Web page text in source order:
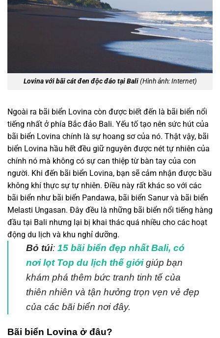
Lovina với bãi cát đen độc đáo tại Bali(Hình ảnh: Internet)
Ngoài ra bãi biển Lovina còn được biết đến là bãi biển nổi
tiếng nhất ở phía Bắc đảo Bali. Yếu tố tạo nên sức hút của
bãi biển Lovina chính là sự hoang sơ của nó. Thật vậy, bãi
biển Lovina hầu hết đều giữ nguyên được nét tự nhiên của
chính nó mà không có sự can thiệp từ bàn tay của con
người. Khi đến bãi biển Lovina, bạn sẽ cảm nhận được bầu
không khí thực sự tự nhiên. Điều này rất khác so với các
bãi biển như bãi biển Pandawa, bãi biển Sanur và bãi biển
Melasti Ungasan. Đây đều là những bãi biển nổi tiếng hàng
đầu tại Bali nhưng lại bị khai thác quá nhiều cho các hoạt
động du lịch và khu nghỉ dưỡng.
Bỏ túi: 15 bãi biển đẹp nhất Bali, có
nơi lọt Top du lịch thế giới giúp bạn
khám phá thêm bức tranh tinh tế của
thiên nhiên và tận hưởng trọn vẹn vẻ đẹp
của các bãi biển nơi đây.
Bãi biển Lovina ở đâu?